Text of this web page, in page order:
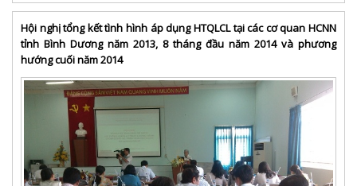
Hội nghị tổng kết tình hình áp dụng HTQLCL tại các cơ quan HCNN
tỉnh Bình Dương năm 2013, 8 tháng đầu năm 2014 và phương
hướng cuối năm 2014